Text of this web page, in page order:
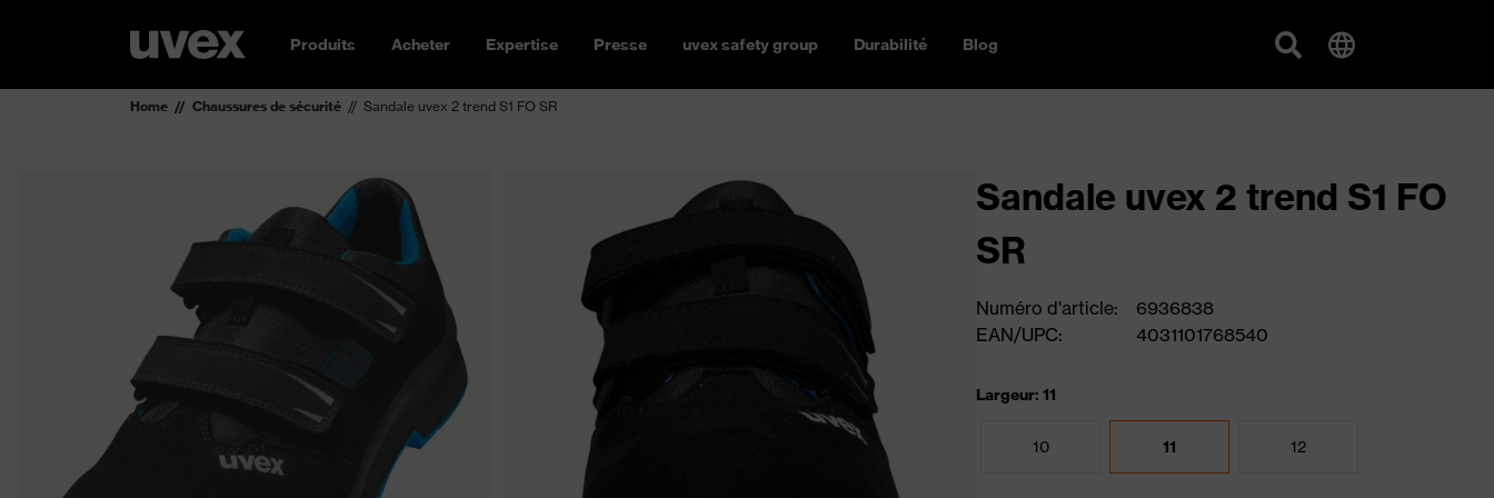
Produits Acheter Expertise Presse uvex safety group Durabilité Blog
Home Chaussures de sécurité Sandale uvex 2 trend S1 FO SR
Sandale uvex 2 trend S1 FO
SR
Numéro d'article:
6936838
EAN/UPC:
4031101768540
Largeur: 11
10 11 12